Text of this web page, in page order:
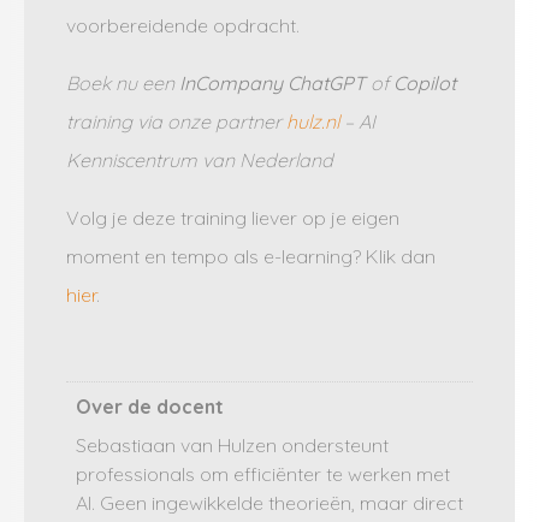
voorbereidende opdracht.
Boek nu een InCompany ChatGPTofCopilot
training via onze partnerhulz.nl– AI
Kenniscentrum van Nederland
Volg je deze training liever op je eigen
moment en tempo als e-learning? Klik dan
hier.
Over de docent
Sebastiaan van Hulzen ondersteunt
professionals om efficiënter te werken met
AI. Geen ingewikkelde theorieën, maar direct